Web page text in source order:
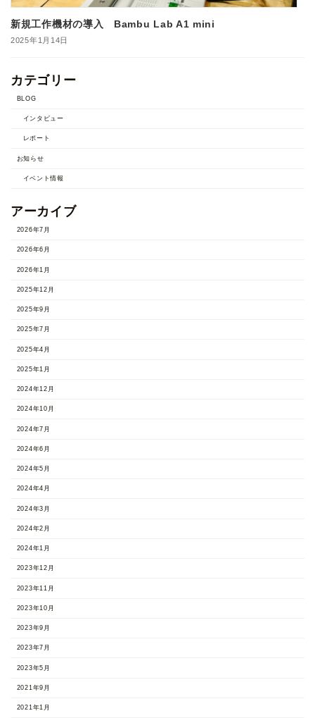
新規工作機材の導入 Bambu Lab A1 mini
2025年1月14日
カテゴリー
BLOG
インタビュー
レポート
お知らせ
イベント情報
アーカイブ
2026年7月
2026年6月
2026年1月
2025年12月
2025年9月
2025年7月
2025年4月
2025年1月
2024年12月
2024年10月
2024年7月
2024年6月
2024年5月
2024年4月
2024年3月
2024年2月
2024年1月
2023年12月
2023年11月
2023年10月
2023年9月
2023年7月
2023年5月
2021年9月
2021年1月